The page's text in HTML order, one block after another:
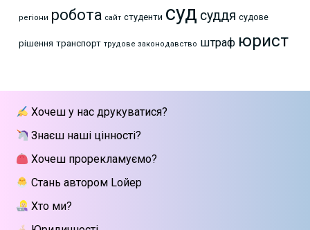
регіони робота сайт студенти суд суддя судове
рішення транспорт трудове законодавство штраф юрист
Хочеш у нас друкуватися?
Знаєш наші цінності?
Хочеш прорекламуємо?
Стань автором Lойер
Хто ми?